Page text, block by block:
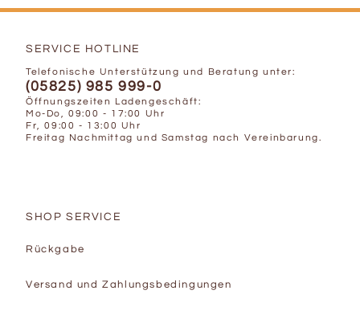
SERVICE HOTLINE
Telefonische Unterstützung und Beratung unter:
(05825) 985 999-0
Öffnungszeiten Ladengeschäft:
Mo-Do, 09:00 - 17:00 Uhr
Fr, 09:00 - 13:00 Uhr
Freitag Nachmittag und Samstag nach Vereinbarung.
SHOP SERVICE
Rückgabe
Versand und Zahlungsbedingungen